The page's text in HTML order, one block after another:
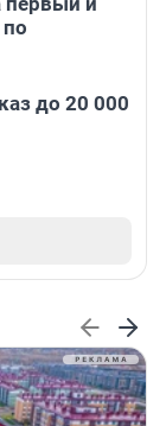
до 20 000